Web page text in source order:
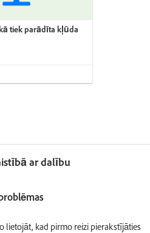
tiek parādīta kļūda
ar dalību
lietojāt, kad pirmo reizi pierakstījāties